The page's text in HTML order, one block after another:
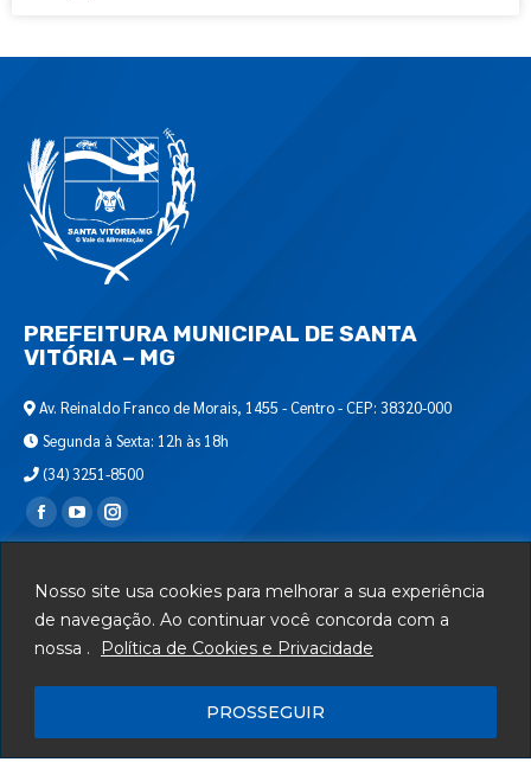
Nosso site usa cookies para melhorar a sua experiência
de navegação. Ao continuar você concorda com a
nossa .
Política de Cookies e Privacidade
PROSSEGUIR
PREFEITURA MUNICIPAL DE SANTA
VITÓRIA – MG
Av. Reinaldo Franco de Morais, 1455 - Centro - CEP: 38320-000
Segunda à Sexta: 12h às 18h
(34) 3251-8500
Encontre-nos em:
Departamento de T.I.
Serviços
Mapa do Site